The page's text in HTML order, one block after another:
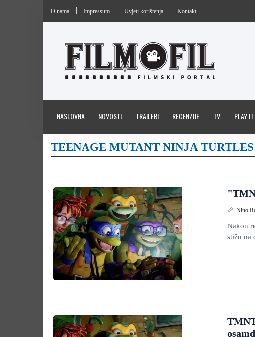
O nama Impressum Uvjeti korištenja Kontakt
NASLOVNA NOVOSTI TRAILERI RECENZIJE TV PLAY
TEENAGE MUTANT NINJA
Nino
Nakon
stižu na